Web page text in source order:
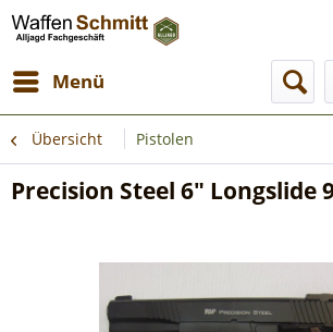
Menü
Übersicht Pistolen
Precision Steel 6" Longslide